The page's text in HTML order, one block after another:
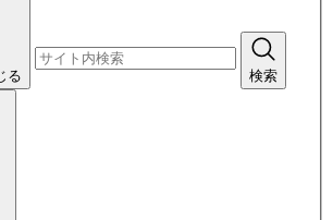
る 検索